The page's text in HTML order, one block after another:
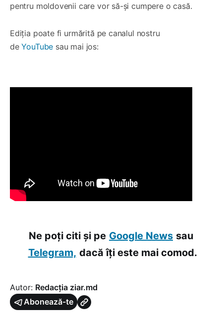
pentru moldovenii care vor să-și cumpere o casă.
Ediția poate fi urmărită pe canalul nostru
deYouTube sau mai jos:
Ne poți citi și pe Google News sau
Telegram, dacă îți este mai comod.
Autor: Redacția ziar.md
Abonează-te